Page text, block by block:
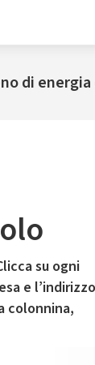
di
su ogni
e
colonnina,